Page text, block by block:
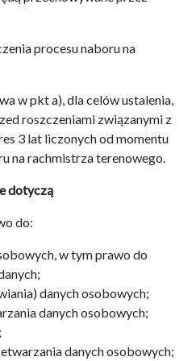
procesu naboru na
w pkt a), dla celów ustalenia,
roszczeniami związanymi z
3 lat liczonych od momentu
na rachmistrza terenowego.
dotyczą
do:
w tym prawo do
danych osobowych;
danych osobowych;
danych osobowych;